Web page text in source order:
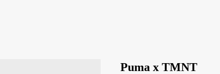
Puma x TMNT